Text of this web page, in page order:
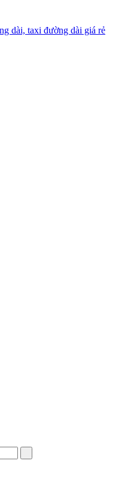
dài, taxi đường dài giá rẻ